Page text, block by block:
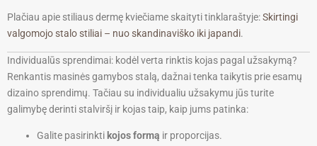
Plačiau apie stiliaus dermę kviečiame skaityti tinklaraštyje:Skirtingi
valgomojo stalo stiliai – nuo skandinaviško iki japandi.
Individualūs sprendimai: kodėl verta rinktis kojas pagal užsakymą?
Renkantis masinės gamybos stalą, dažnai tenka taikytis prie esamų
dizaino sprendimų. Tačiau su individualiu užsakymu jūs turite
galimybę derinti stalviršį ir kojas taip, kaip jums patinka:
Galite pasirinkti kojos formą ir proporcijas.